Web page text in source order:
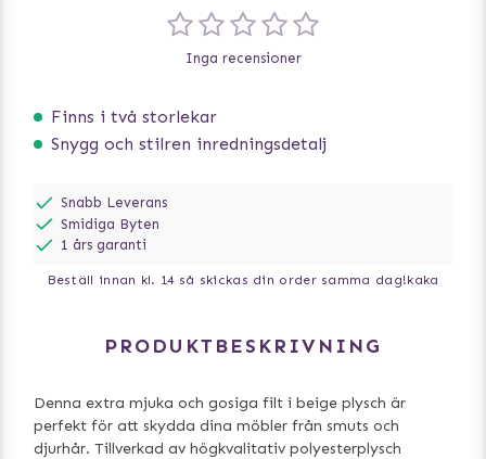
Finns i två storlekar
Snygg och stilren inredningsdetalj
Inga recensioner
Snabb Leverans
Smidiga Byten
1 års garanti
Beställ innan kl. 14 så skickas din order samma dag!kaka
PRODUKTBESKRIVNING
Denna extra mjuka och gosiga filt i beige plysch är
perfekt för att skydda dina möbler från smuts och
djurhår. Tillverkad av högkvalitativ polyesterplysch